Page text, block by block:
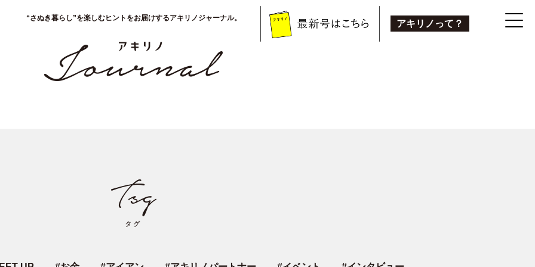
“さぬき暮らし”を楽しむヒントをお届けするアキリノジャーナル。
アキリノって？